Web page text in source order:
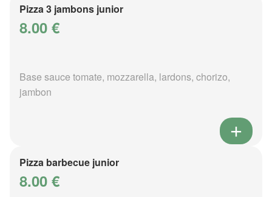
Pizza 3 jambons junior
8.00 €
Base sauce tomate, mozzarella, lardons, chorizo,
jambon
Pizza barbecue junior
8.00 €